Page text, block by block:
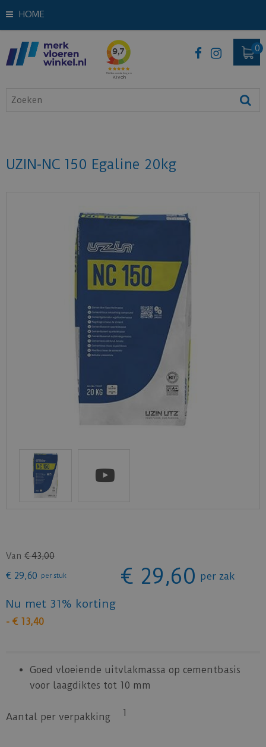
HOME
UZIN-NC 150 Egaline 20kg
Van € 43,00
€ 29,60 per stuk € 29,60 per zak
Nu met 31% korting
- € 13,40
Goed vloeiende uitvlakmassa op cementbasis
voor laagdiktes tot 10 mm
Aantal per verpakking 1